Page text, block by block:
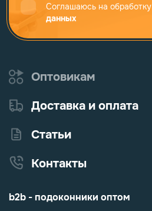
Соглашаюсь на обработку
данных
Оптовикам
Доставка и оплата
Статьи
Контакты
b2b - подоконники оптом